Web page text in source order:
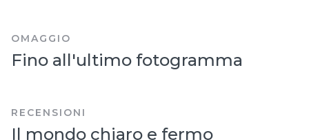
OMAGGIO
Fino all'ultimo fotogramma
RECENSIONI
Il mondo chiaro e fermo